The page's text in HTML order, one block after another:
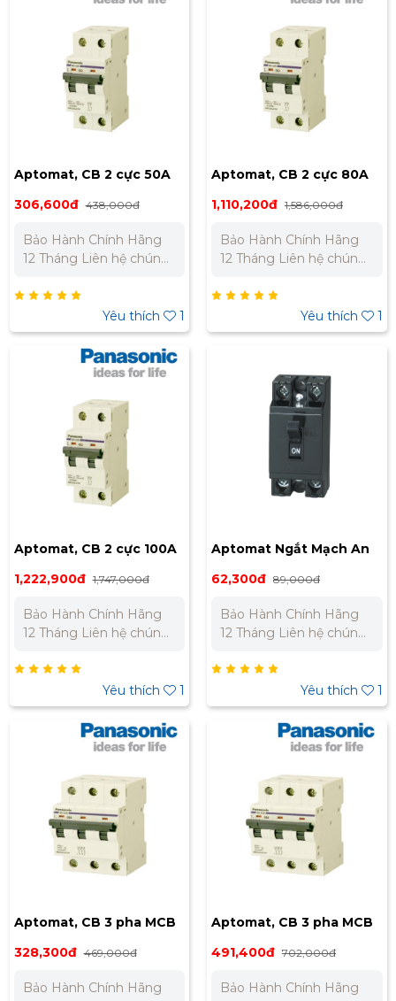
Aptomat, CB 2 cực 50A
BBD2502CNV
306,600đ 438,000đ
Bảo Hành Chính Hãng
12 Tháng Liên hệ chúng
nhất cho dự án. Miền
Bắc : 0989 310 979 -
0973 106 269 Miền Nam:
0902 303 733 – 0945
Yêu thích 1
Aptomat, CB 2 cực 80A
BBD20802CHV
1,110,200đ 1,586,000đ
Bảo Hành Chính Hãng
12 Tháng Liên hệ chúng
nhất cho dự án. Miền
Bắc : 0989 310 979 -
0973 106 269 Miền Nam:
Yêu thích 1
Aptomat, CB 2 cực 100A
BBD21002CHV
1,222,900đ 1,747,000đ
Bảo Hành Chính Hãng
12 Tháng Liên hệ chúng
nhất cho dự án. Miền
Bắc : 0989 310 979 -
0973 106 269 Miền Nam:
0902 303 733 – 0945
Yêu thích 1
Aptomat Ngắt Mạch An
Toàn BS1111TV(6A) đến
62,300đ 89,000đ
Bảo Hành Chính Hãng
12 Tháng Liên hệ chúng
nhất cho dự án. Miền
Bắc : 0989 310 979 -
0973 106 269 Miền Nam:
0902 303 733 – 0945
Yêu thích 1
Aptomat, CB 3 pha MCB
40A BBD3403CNV
328,300đ 469,000đ
Bảo Hành Chính Hãng
Aptomat, CB 3 pha MCB
63A BBD3633CNV
491,400đ 702,000đ
Bảo Hành Chính Hãng